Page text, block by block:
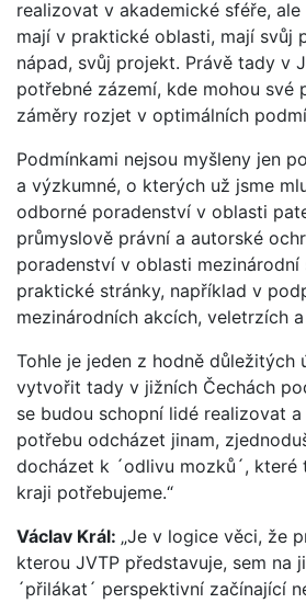
realizovat v akademické sféře,
mají v praktické oblasti, mají svůj
nápad, svůj projekt. Právě tady v
potřebné zázemí, kde mohou své
záměry rozjet v optimálních
Podmínkami nejsou myšleny jen
a výzkumné, o kterých už jsme
odborné poradenství v oblasti
průmyslově právní a autorské
poradenství v oblasti
praktické stránky, například v
mezinárodních akcích, veletrzích
Tohle je jeden z hodně důležitých
vytvořit tady v jižních Čechách
se budou schopní lidé realizovat
potřebu odcházet jinam,
docházet k ´odlivu mozků´, které
kraji potřebujeme.“
Václav Král: „Je v logice věci, že
kterou JVTP představuje, sem na
´přilákat´ perspektivní začínající